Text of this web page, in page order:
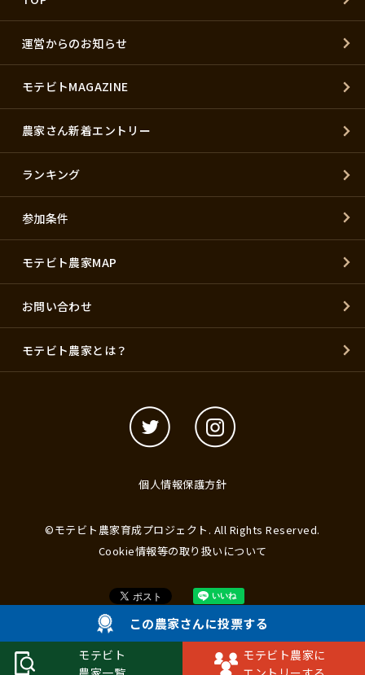
運営からのお知らせ
モテビトMAGAZINE
農家さん新着エントリー
ランキング
参加条件
モテビト農家MAP
お問い合わせ
モテビト農家とは？
個人情報保護方針
©モテビト農家育成プロジェクト. All Rights Reserved.
Cookie情報等の取り扱いについて
この農家さんに投票する
モテビト
モテビト農家に